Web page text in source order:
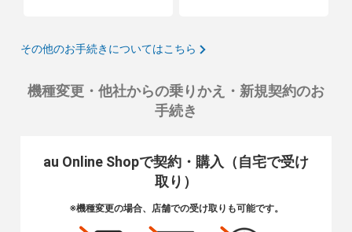
その他のお手続きについてはこちら
機種変更・他社からの乗りかえ・新規契約のお
手続き
au Online Shopで契約・購入（自宅で受け
取り）
※機種変更の場合、店舗での受け取りも可能です。